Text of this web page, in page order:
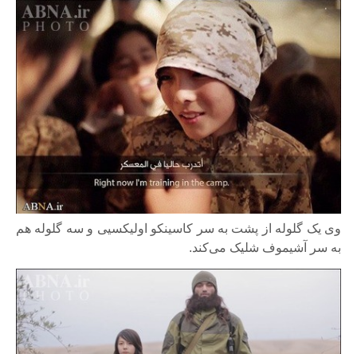
وی یک گلوله از پشت به سر کاسینکو اولیکسیی و سه گلوله هم
به سر آشیموف شلیک می‌کند.